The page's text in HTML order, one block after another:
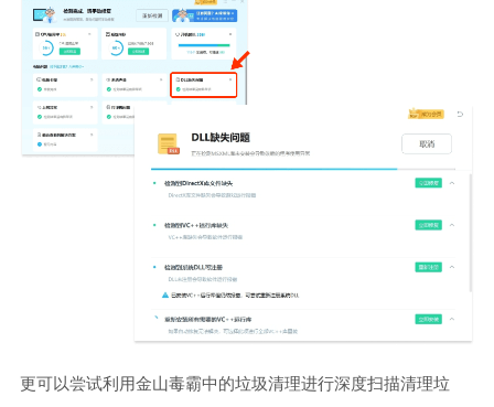
更可以尝试利用金山毒霸中的垃圾清理进行深度扫描清理垃